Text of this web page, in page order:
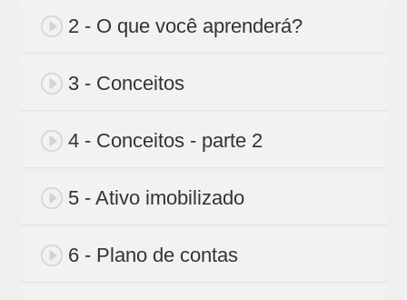
2 - O que você aprenderá?
3 - Conceitos
4 - Conceitos - parte 2
5 - Ativo imobilizado
6 - Plano de contas